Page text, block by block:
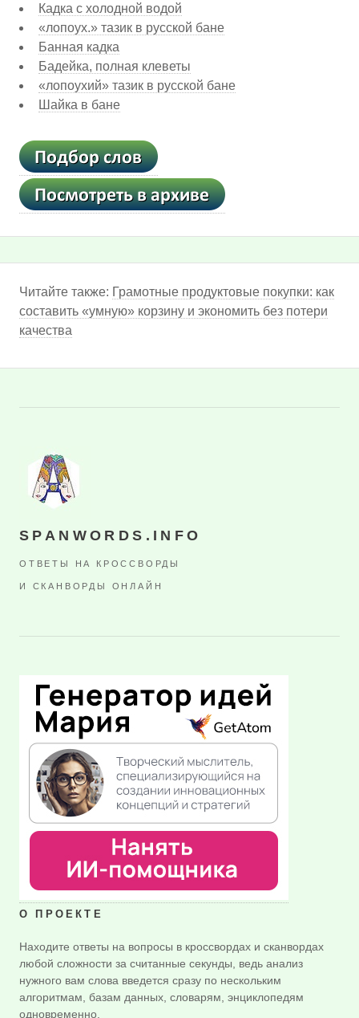
Кадка с холодной водой
«лопоух.» тазик в русской бане
Банная кадка
Бадейка, полная клеветы
«лопоухий» тазик в русской бане
Шайка в бане
Читайте также: Грамотные продуктовые покупки: как
составить «умную» корзину и экономить без потери
качества
SPANWORDS.INFO
ОТВЕТЫ НА КРОССВОРДЫ
И СКАНВОРДЫ ОНЛАЙН
О ПРОЕКТЕ
Находите ответы на вопросы в кроссвордах и сканвордах
любой сложности за считанные секунды, ведь анализ
нужного вам слова введется сразу по нескольким
алгоритмам, базам данных, словарям, энциклопедям
одновременно.